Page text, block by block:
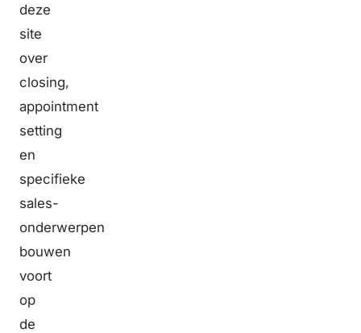
deze
site
over
closing,
appointment
setting
en
specifieke
sales-
onderwerpen
bouwen
voort
op
de